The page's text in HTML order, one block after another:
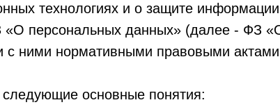
технологиях и о защите
персональных данных» (далее - ФЗ
с ними нормативными правовыми
основные понятия: